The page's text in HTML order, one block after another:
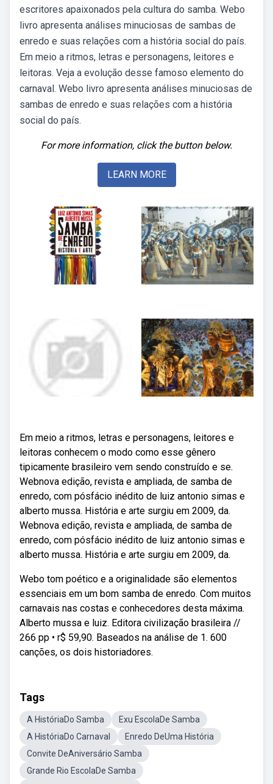
escritores apaixonados pela cultura do samba. Webo
livro apresenta análises minuciosas de sambas de
enredo e suas relações com a história social do país.
Em meio a ritmos, letras e personagens, leitores e
leitoras. Veja a evolução desse famoso elemento do
carnaval. Webo livro apresenta análises minuciosas de
sambas de enredo e suas relações com a história
social do país.
For more information, click the button below.
LEARN MORE
Em meio a ritmos, letras e personagens, leitores e
leitoras conhecem o modo como esse gênero
tipicamente brasileiro vem sendo construído e se.
Webnova edição, revista e ampliada, de samba de
enredo, com pósfácio inédito de luiz antonio simas e
alberto mussa. História e arte surgiu em 2009, da.
Webnova edição, revista e ampliada, de samba de
enredo, com pósfácio inédito de luiz antonio simas e
alberto mussa. História e arte surgiu em 2009, da.
Webo tom poético e a originalidade são elementos
essenciais em um bom samba de enredo. Com muitos
carnavais nas costas e conhecedores desta máxima.
Alberto mussa e luiz. Editora civilização brasileira //
266 pp • r$ 59,90. Baseados na análise de 1. 600
canções, os dois historiadores.
Tags
A HistóriaDo Samba
Exu EscolaDe Samba
A HistóriaDo Carnaval
Enredo DeUma História
Convite DeAniversário Samba
Grande Rio EscolaDe Samba